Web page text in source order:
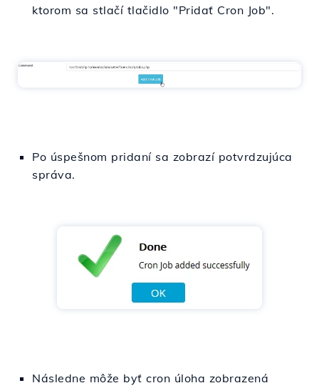
ktorom sa stlačí tlačidlo "Pridať Cron Job".
Po úspešnom pridaní sa zobrazí potvrdzujúca
správa.
Následne môže byť cron úloha zobrazená